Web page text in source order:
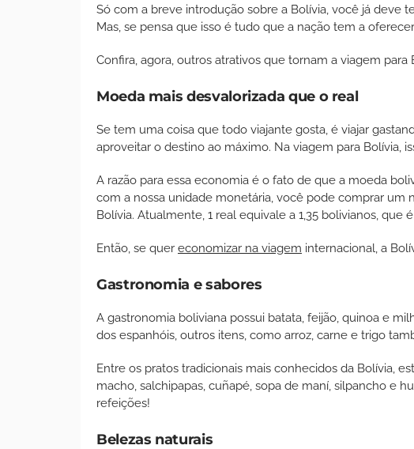
Só com a breve introdução sobre a Bolívia, você já deve
Mas, se pensa que isso é tudo que a nação tem a
Confira, agora, outros atrativos que tornam a viagem para
Moeda mais desvalorizada que o real
Se tem uma coisa que todo viajante gosta, é viajar
aproveitar o destino ao máximo. Na viagem para Bolívia,
A razão para essa economia é o fato de que a moeda
com a nossa unidade monetária, você pode comprar um
Bolívia. Atualmente, 1 real equivale a 1,35 bolivianos, que
Então, se quer economizar na viagem internacional, a
Gastronomia e sabores
A gastronomia boliviana possui batata, feijão, quinoa e
dos espanhóis, outros itens, como arroz, carne e trigo
Entre os pratos tradicionais mais conhecidos da Bolívia,
macho, salchipapas, cuñapé, sopa de maní, silpancho e
refeições!
Belezas naturais